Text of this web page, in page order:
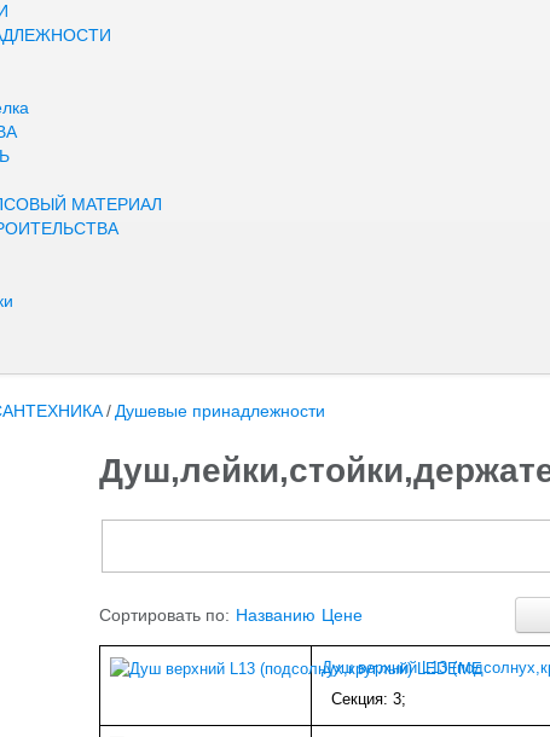
МАТЕРИАЛ
/Душевые принадлежности
Сортировать по: Названию Цене
Душ верхний L13
Секция: 3;